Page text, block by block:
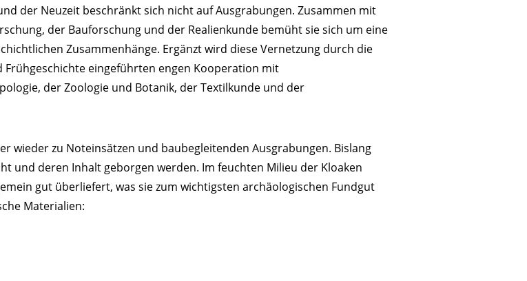
der Neuzeit beschränkt sich nicht auf Ausgrabungen. Zusammen mit
der Bauforschung und der Realienkunde bemüht sie sich um eine
Zusammenhänge. Ergänzt wird diese Vernetzung durch die
eingeführten engen Kooperation mit
der Zoologie und Botanik, der Textilkunde und der
wieder zu Noteinsätzen und baubegleitenden Ausgrabungen. Bislang
und deren Inhalt geborgen werden. Im feuchten Milieu der Kloaken
gut überliefert, was sie zum wichtigsten archäologischen Fundgut
Materialien: